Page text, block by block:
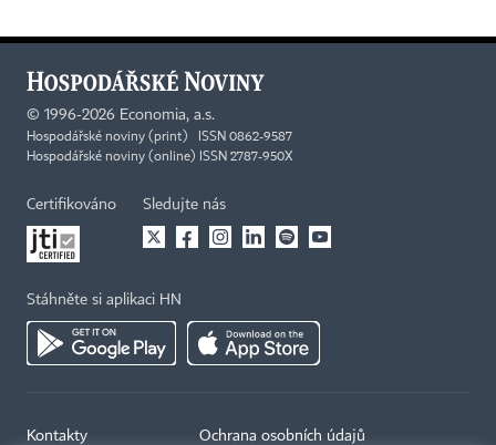
© 1996-2026 Economia, a.s.
Hospodářské noviny (print) ISSN 0862-9587
Hospodářské noviny (online) ISSN 2787-950X
Certifikováno Sledujte nás
Stáhněte si aplikaci HN
Kontakty Ochrana osobních údajů